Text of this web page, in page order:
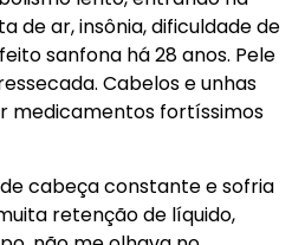
de ar, insônia, dificuldade de
sanfona há 28 anos. Pele
Cabelos e unhas
medicamentos fortíssimos
cabeça constante e sofria
retenção de líquido,